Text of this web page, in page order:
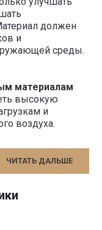
должен
и
среды.
материалам
высокую
и
воздуха.
ЧИТАТЬ ДАЛЬШЕ